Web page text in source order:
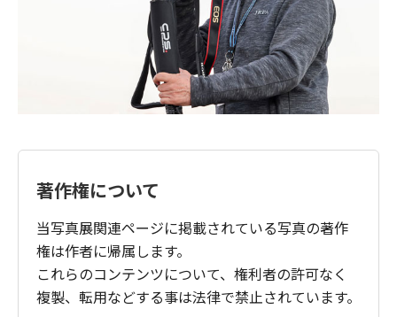
著作権について
当写真展関連ページに掲載されている写真の著作
権は作者に帰属します。
これらのコンテンツについて、権利者の許可なく
複製、転用などする事は法律で禁止されています。